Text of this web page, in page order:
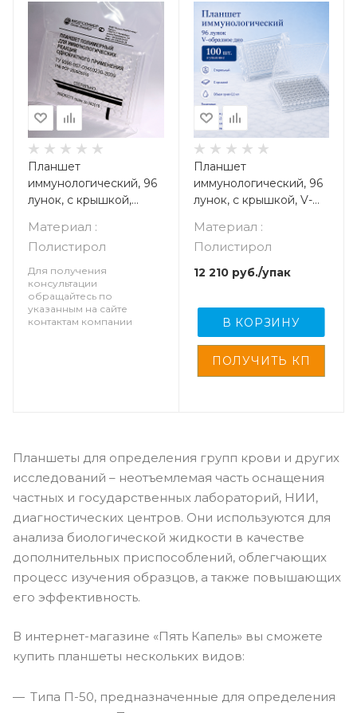
Планшет
иммунологический, 96
лунок, с крышкой,
упаковка 10 шт.
Материал :
Полистирол
Для получения
консультации
обращайтесь по
указанным на сайте
контактам компании
Планшет
иммунологический, 96
лунок, с крышкой, V-
стерил.,инд.уп.,100 шт
Материал :
Полистирол
12 210руб./упак
В КОРЗИНУ
Планшеты для определения групп крови и других
исследований – неотъемлемая часть оснащения
частных и государственных лабораторий, НИИ,
диагностических центров. Они используются для
анализа биологической жидкости в качестве
дополнительных приспособлений, облегчающих
процесс изучения образцов, а также повышающих
его эффективность.
В интернет-магазине «Пять Капель» вы сможете
купить планшеты нескольких видов:
Типа П-50, предназначенные для определения